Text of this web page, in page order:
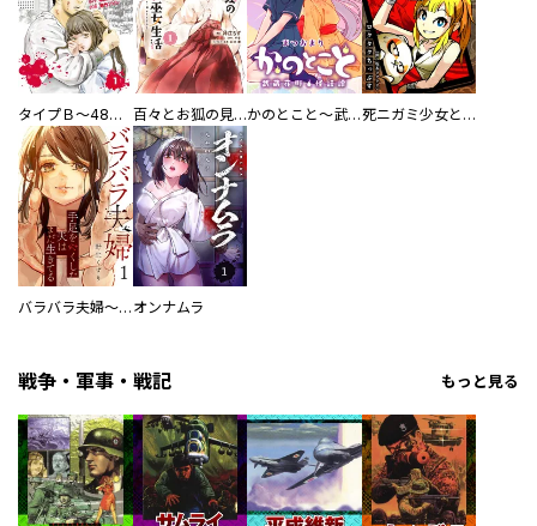
タイプＢ～48時間後、致死率100％～【単話】 百々とお狐の見習い巫女生活【単行本版】 かのとこと～武蔵花町怪話譚～ 【連載版】 死ニガミ少女とスマホ神
バラバラ夫婦～手足をなくした夫はまだ生きてる オンナムラ
戦争・軍事・戦記 もっと見る